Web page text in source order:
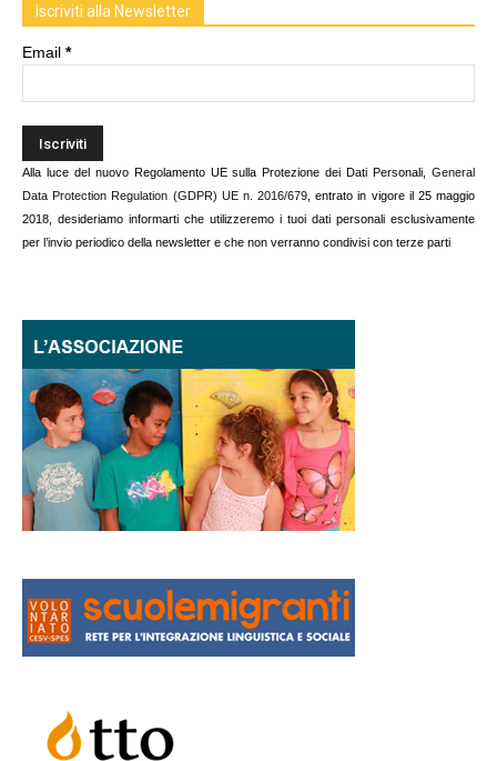
Iscriviti alla Newsletter
Email *
Alla luce del nuovo Regolamento UE sulla Protezione dei Dati Personali, General
Data Protection Regulation (GDPR) UE n. 2016/679 , entrato in vigore il 25 maggio
2018, desideriamo informarti che utilizzeremo i tuoi dati personali esclusivamente
per l’invio periodico della newsletter e che non verranno condivisi con terze parti